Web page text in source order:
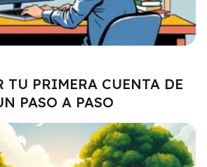
TU PRIMERA CUENTA DE
PASO A PASO